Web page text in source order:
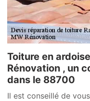
Toiture en
Rénovation , un
dans le 88700
Il est conseillé de